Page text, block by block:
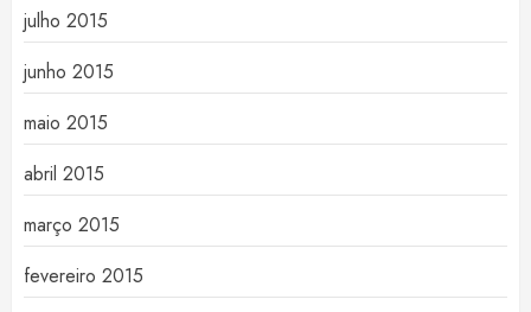
julho 2015
junho 2015
maio 2015
abril 2015
março 2015
fevereiro 2015